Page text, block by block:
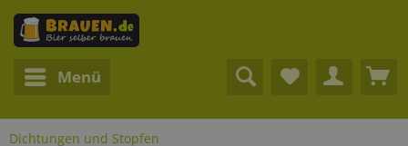
Menü
Dichtungen und Stopfen